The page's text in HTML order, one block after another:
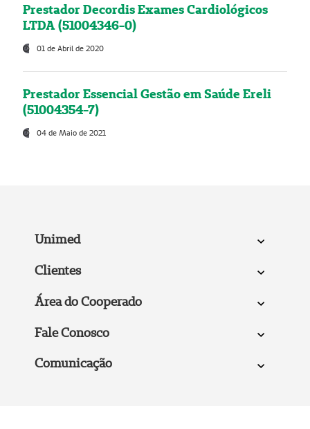
Prestador Decordis Exames Cardiológicos
LTDA (51004346-0)
01 de Abril de 2020
Prestador Essencial Gestão em Saúde Ereli
(51004354-7)
04 de Maio de 2021
Unimed
Clientes
Área do Cooperado
Fale Conosco
Comunicação